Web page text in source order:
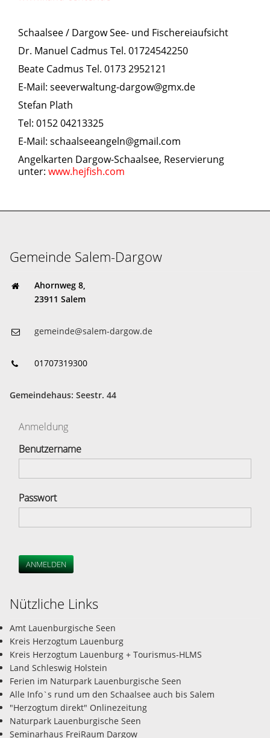
Schaalsee / Dargow See- und Fischereiaufsicht
Dr. Manuel Cadmus Tel. 01724542250
Beate Cadmus Tel. 0173 2952121
E-Mail: seeverwaltung-dargow@gmx.de
Stefan Plath
Tel: 0152 04213325
E-Mail: schaalseeangeln@gmail.com
Angelkarten Dargow-Schaalsee, Reservierung
unter: www.hejfish.com
Gemeinde Salem-Dargow
Ahornweg 8,
23911 Salem
gemeinde@salem-dargow.de
01707319300
Gemeindehaus: Seestr. 44
Anmeldung
Benutzername
Passwort
ANMELDEN
Nützliche Links
Amt Lauenburgische Seen
Kreis Herzogtum Lauenburg
Kreis Herzogtum Lauenburg + Tourismus-HLMS
Land Schleswig Holstein
Ferien im Naturpark Lauenburgische Seen
Alle Info`s rund um den Schaalsee auch bis Salem
"Herzogtum direkt" Onlinezeitung
Naturpark Lauenburgische Seen
Seminarhaus FreiRaum Dargow